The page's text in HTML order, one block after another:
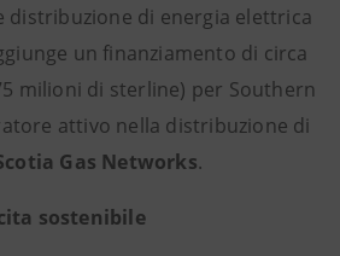
distribuzione di energia elettrica
un finanziamento di circa
milioni di sterline) per Southern
attivo nella distribuzione di
Gas Networks.
sostenibile